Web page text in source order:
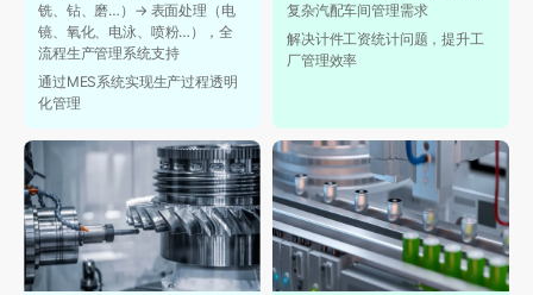
铣、钻、磨…）→ 表面处理（电
镜、氧化、电泳、喷粉…），全
流程生产管理系统支持
通过MES系统实现生产过程透明
化管理
复杂汽配车间管理需求
解决计件工资统计问题，提升工
厂管理效率